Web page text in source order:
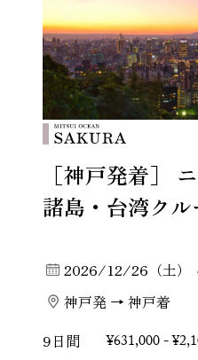
［神戸発着］
諸島・台湾クル
2026/12/26（土）
神戸発 → 神戸着
9日間
¥631,000 -